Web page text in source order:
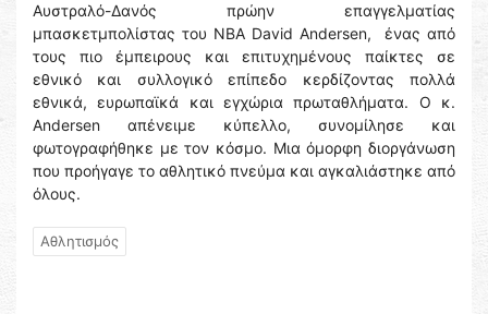
Αυστραλό-Δανός πρώην επαγγελματίας
μπασκετμπολίστας του ΝΒΑ David Andersen, ένας από
τους πιο έμπειρους και επιτυχημένους παίκτες σε
εθνικό και συλλογικό επίπεδο κερδίζοντας πολλά
εθνικά, ευρωπαϊκά και εγχώρια πρωταθλήματα. Ο κ.
Andersen απένειμε κύπελλο, συνομίλησε και
φωτογραφήθηκε με τον κόσμο. Μια όμορφη διοργάνωση
που προήγαγε το αθλητικό πνεύμα και αγκαλιάστηκε από
όλους.
Αθλητισμός